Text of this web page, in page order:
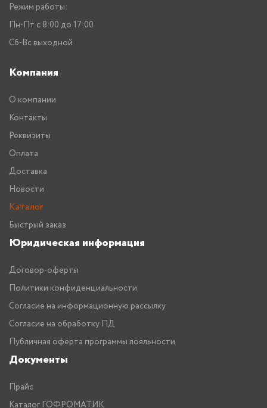
Режим работы:
Пн-Пт с 8:00 до 17:00
Сб-Вс выходной
Компания
О компании
Контакты
Реквизиты
Оплата
Доставка
Новости
Каталог
Быстрый заказ
Юридическая информация
Договор-оферты
Политики конфиденциальности
Согласие на информационную рассылку
Согласие на обработку ПД
Публичная оферта программы лояльности
Документы
Прайс
Каталог ГОФРОМАТИК